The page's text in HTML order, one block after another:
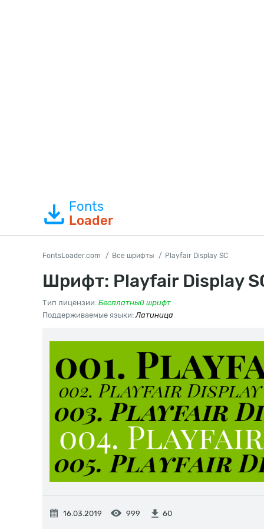
Fonts
Loader
FontsLoader.com Все шрифты Playfair Display SC
Шрифт: Playfair Display
Тип лицензии: Бесплатный шрифт
Поддерживаемые языки:Латиница
16.03.2019 999 60